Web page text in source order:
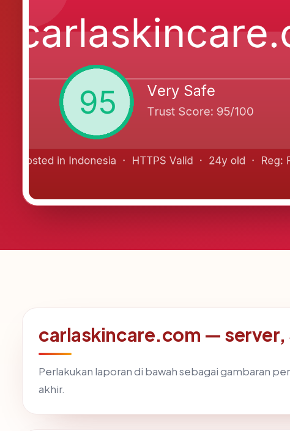
carlaskincare.com — server,
Perlakukan laporan di bawah sebagai gambaran
akhir.